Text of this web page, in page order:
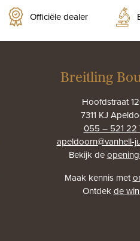
Officiële dealer
Breitling
Hoofdstraat
7311 KJ
055 – 521 22
apeldoorn@vanhell-
Bekijk de
Maak kennis met
Ontdekde